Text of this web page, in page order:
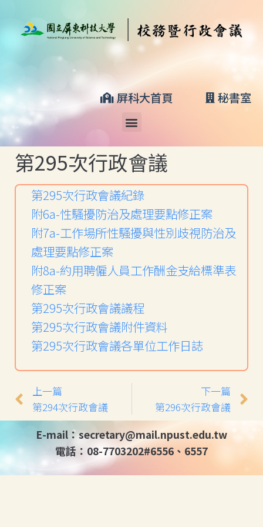
屏科大首頁 秘書室
第295次行政會議
第295次行政會議紀錄
附6a-性騷擾防治及處理要點修正案
附7a-工作場所性騷擾與性別歧視防治及
處理要點修正案
附8a-約用聘僱人員工作酬金支給標準表
修正案
第295次行政會議議程
第295次行政會議附件資料
第295次行政會議各單位工作日誌
上一篇
第294次行政會議
下一篇
第296次行政會議
E-mail：secretary@mail.npust.edu.tw
電話：08-7703202#6556、6557